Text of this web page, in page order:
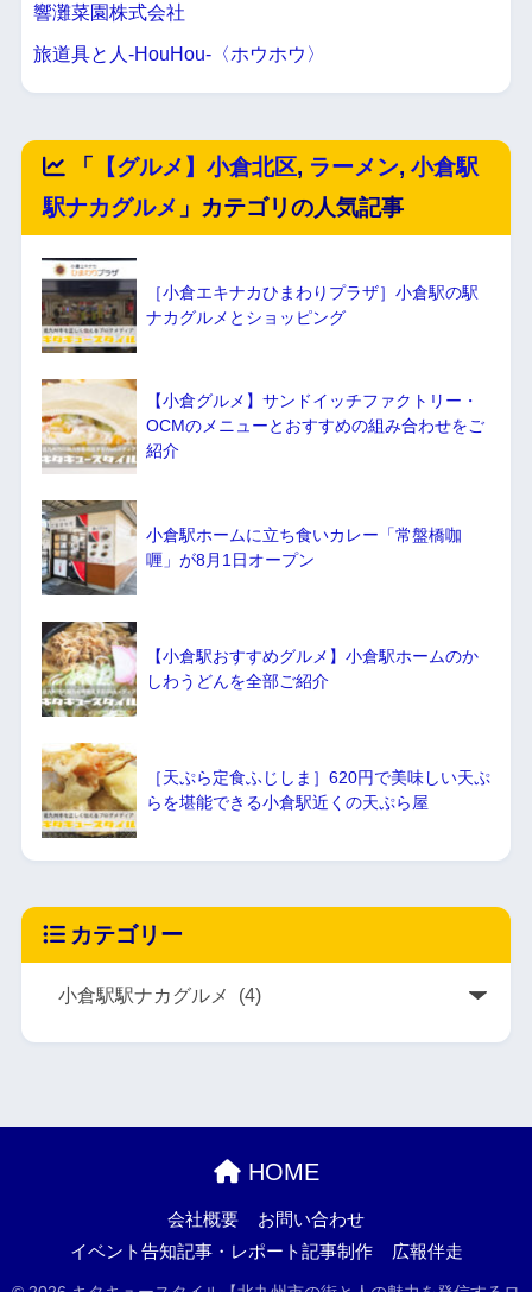
響灘菜園株式会社
旅道具と人-HouHou-〈ホウホウ〉
「 【グルメ】小倉北区, ラーメン, 小倉駅
駅ナカグルメ 」カテゴリの人気記事
［小倉エキナカひまわりプラザ］小倉駅の駅
ナカグルメとショッピング
【小倉グルメ】サンドイッチファクトリー・
OCMのメニューとおすすめの組み合わせをご
紹介
小倉駅ホームに立ち食いカレー「常盤橋咖
喱」が8月1日オープン
【小倉駅おすすめグルメ】小倉駅ホームのか
しわうどんを全部ご紹介
［天ぷら定食ふじしま］620円で美味しい天ぷ
らを堪能できる小倉駅近くの天ぷら屋
カテゴリー
HOME
会社概要
お問い合わせ
イベント告知記事・レポート記事制作
広報伴走